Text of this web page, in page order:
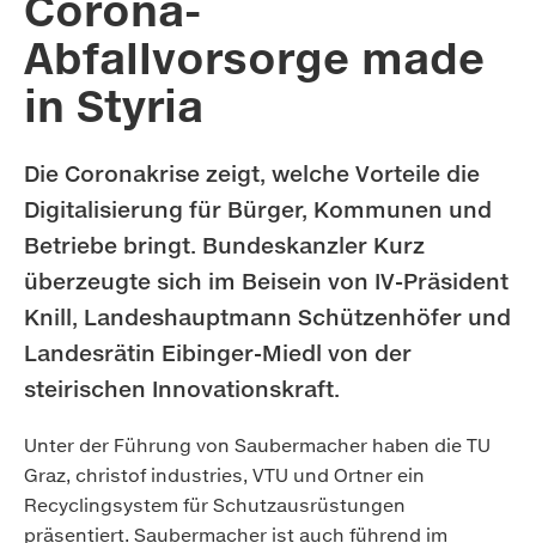
Corona-
Abfallvorsorge made
in Styria
Die Coronakrise zeigt, welche Vorteile die
Digitalisierung für Bürger, Kommunen und
Betriebe bringt. Bundeskanzler Kurz
überzeugte sich im Beisein von IV-Präsident
Knill, Landeshauptmann Schützenhöfer und
Landesrätin Eibinger-Miedl von der
steirischen Innovationskraft.
Unter der Führung von Saubermacher haben die TU
Graz, christof industries, VTU und Ortner ein
Recyclingsystem für Schutzausrüstungen
präsentiert. Saubermacher ist auch führend im